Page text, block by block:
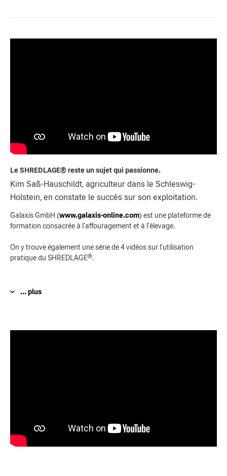
Le SHREDLAGE® reste un sujet qui passionne.
Kim Saß-Hauschildt, agriculteur dans le Schleswig-
Holstein, en constate le succès sur son exploitation.
Galaxis GmbH (www.galaxis-online.com) est une plateforme de
formation consacrée à l'affouragement et à l'élevage.
On y trouve également une série de 4 vidéos sur l'utilisation
pratique du SHREDLAGE®.
... plus